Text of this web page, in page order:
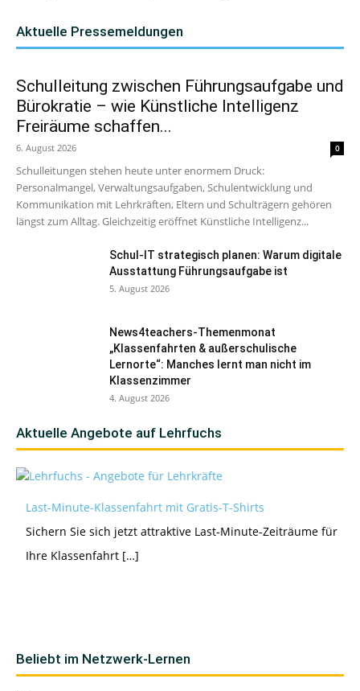
Aktuelle Pressemeldungen
Schulleitung zwischen Führungsaufgabe und
Bürokratie – wie Künstliche Intelligenz
Freiräume schaffen...
6. August 2026 0
Schulleitungen stehen heute unter enormem Druck:
Personalmangel, Verwaltungsaufgaben, Schulentwicklung und
Kommunikation mit Lehrkräften, Eltern und Schulträgern gehören
längst zum Alltag. Gleichzeitig eröffnet Künstliche Intelligenz...
Schul-IT strategisch planen: Warum digitale
Ausstattung Führungsaufgabe ist
5. August 2026
News4teachers-Themenmonat
„Klassenfahrten & außerschulische
Lernorte“: Manches lernt man nicht im
Klassenzimmer
4. August 2026
Aktuelle Angebote auf Lehrfuchs
Last-Minute-Klassenfahrt mit Gratis-T-Shirts
Sichern Sie sich jetzt attraktive Last-Minute-Zeiträume für
Ihre Klassenfahrt […]
Beliebt im Netzwerk-Lernen